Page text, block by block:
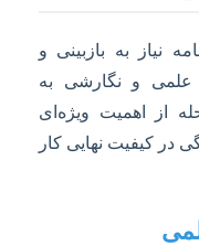
نیاز به بازبینی و
علمی و نگارشی به
از اهمیت ویژه‌ای
در کیفیت نهایی کار